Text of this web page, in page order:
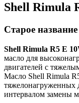
Shell Rimula
Старое
Shell Rimula R5 E
масло для
двигателей с
Масло Shell Rimula
тяжелонагруженных
интервалом замены